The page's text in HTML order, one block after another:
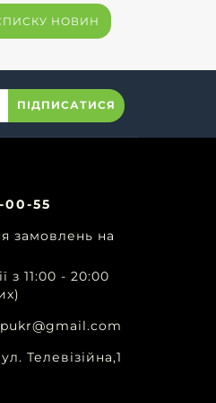
НОВИН
ПІДПИСАТИСЯ
00-55
замовлень на
з 11:00 - 20:00
Телевізійна,1